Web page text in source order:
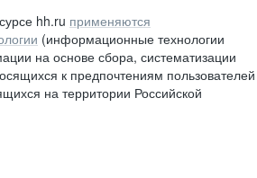
hh.ru применяются
(информационные технологии
на основе сбора, систематизации
к предпочтениям пользователей
на территории Российской